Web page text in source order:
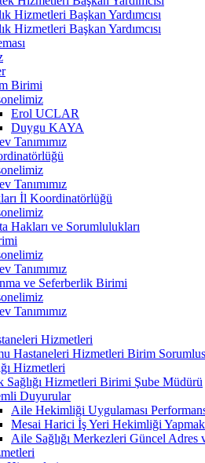
Hizmetleri Başkan Yardımcısı
Hizmetleri Başkan Yardımcısı
Birimi
Erol UCLAR
Duygu KAYA
Tanımımız
Tanımımız
İl Koordinatörlüğü
Hakları ve Sorumlulukları
Tanımımız
ve Seferberlik Birimi
Tanımımız
Hizmetleri
Hastaneleri Hizmetleri Birim
Hizmetleri
Sağlığı Hizmetleri Birimi Şube Müdürü
Duyurular
Aile Hekimliği Uygulaması
Mesai Harici İş Yeri Hekimliği
Aile Sağlığı Merkezleri Güncel